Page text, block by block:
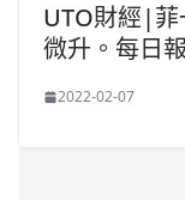
UTO財經|
微升。每日
2022-02-07